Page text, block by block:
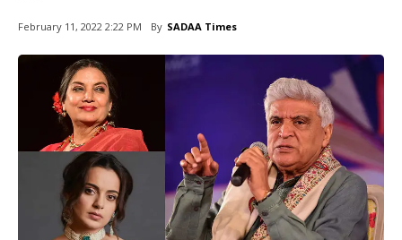
February 11, 2022 2:22 PM By SADAA Times